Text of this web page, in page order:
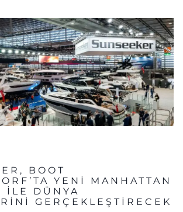
BOOT
YENİ MANHATTAN
DÜNYA
GERÇEKLEŞTİRECEK